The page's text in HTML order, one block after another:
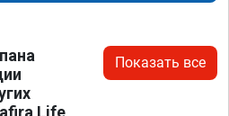
Life
Показать все